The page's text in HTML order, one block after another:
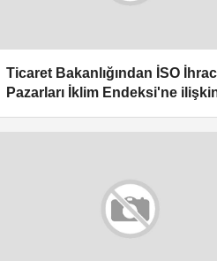
Ticaret Bakanlığından İSO
Pazarları İklim Endeksi'ne